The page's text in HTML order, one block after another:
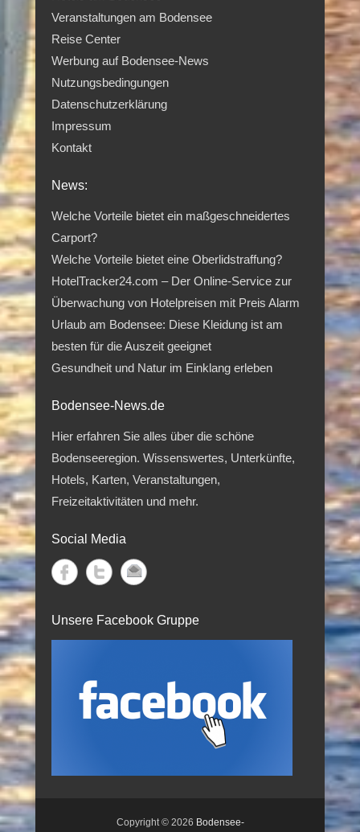
Veranstaltungen am Bodensee
Reise Center
Werbung auf Bodensee-News
Nutzungsbedingungen
Datenschutzerklärung
Impressum
Kontakt
News:
Welche Vorteile bietet ein maßgeschneidertes
Carport?
Welche Vorteile bietet eine Oberlidstraffung?
HotelTracker24.com – Der Online-Service zur
Überwachung von Hotelpreisen mit Preis Alarm
Urlaub am Bodensee: Diese Kleidung ist am
besten für die Auszeit geeignet
Gesundheit und Natur im Einklang erleben
Bodensee-News.de
Hier erfahren Sie alles über die schöne
Bodenseeregion. Wissenswertes, Unterkünfte,
Hotels, Karten, Veranstaltungen,
Freizeitaktivitäten und mehr.
Social Media
Unsere Facebook Gruppe
Copyright © 2026 Bodensee-